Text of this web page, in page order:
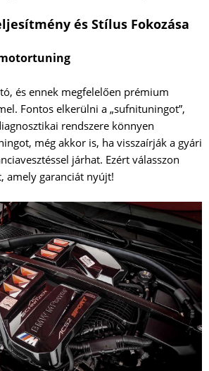
és Stílus Fokozása
és ennek megfelelően prémium
Fontos elkerülni a „sufnituningot”,
rendszere könnyen
még akkor is, ha visszaírják a gyári
járhat. Ezért válasszon
amely garanciát nyújt!